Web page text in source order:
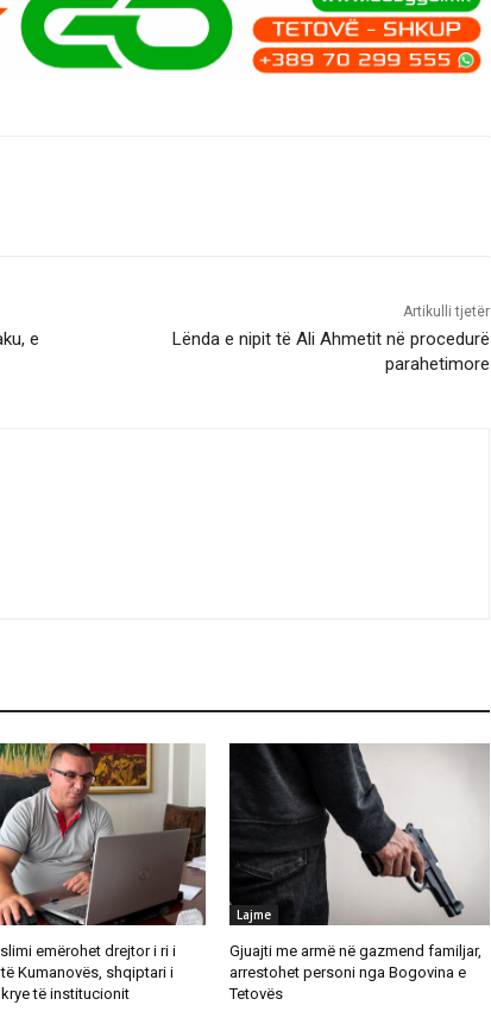
e
Artikulli tjetër
Lënda e nipit të Ali Ahmetit në procedurë
parahetimore
emërohet drejtor i ri i
Kumanovës, shqiptari i
të institucionit
Lajme
Gjuajti me armë në gazmend familjar,
arrestohet personi nga Bogovina e
Tetovës